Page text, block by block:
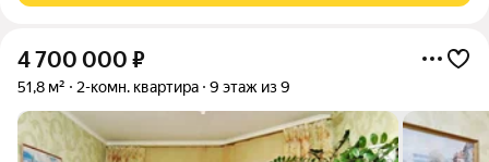
4 700 000 ₽
51,8 м² 2-комн. квартира 9 этаж из 9